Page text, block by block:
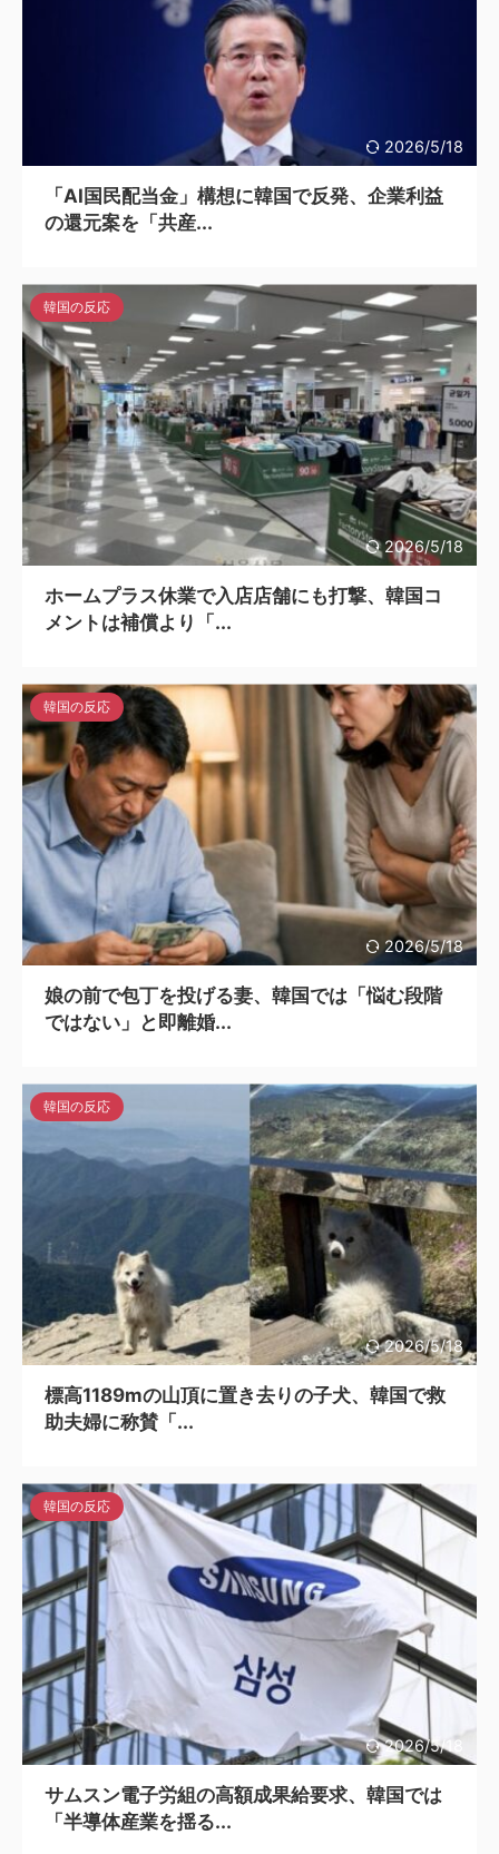
2026/5/18
「AI国民配当金」構想に韓国で反発、企業利益
の還元案を「共産...
2026/5/18
韓国の反応
ホームプラス休業で入店店舗にも打撃、韓国コ
メントは補償より「...
2026/5/18
韓国の反応
娘の前で包丁を投げる妻、韓国では「悩む段階
ではない」と即離婚...
2026/5/18
韓国の反応
標高1189mの山頂に置き去りの子犬、韓国で救
助夫婦に称賛「...
2026/5/18
韓国の反応
サムスン電子労組の高額成果給要求、韓国では
「半導体産業を揺る...